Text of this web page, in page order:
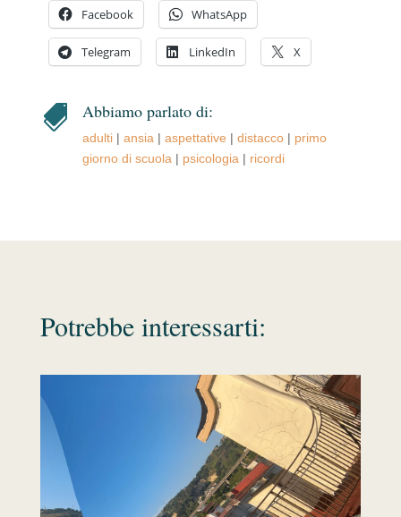
Facebook WhatsApp
Telegram LinkedIn X
 Abbiamo parlato di:
adulti| ansia| aspettative | distacco| primo
giorno di scuola| psicologia| ricordi
Potrebbe interessarti: